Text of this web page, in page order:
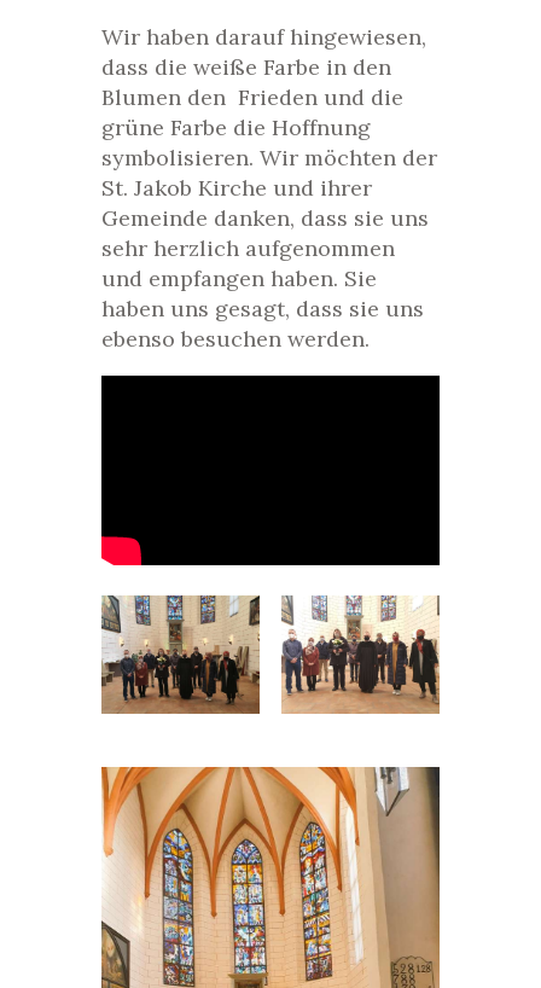
Wir haben darauf hingewiesen,
dass die weiße Farbe in den
Blumen den Frieden und die
grüne Farbe die Hoffnung
symbolisieren. Wir möchten der
St. Jakob Kirche und ihrer
Gemeinde danken, dass sie uns
sehr herzlich aufgenommen
und empfangen haben. Sie
haben uns gesagt, dass sie uns
ebenso besuchen werden.